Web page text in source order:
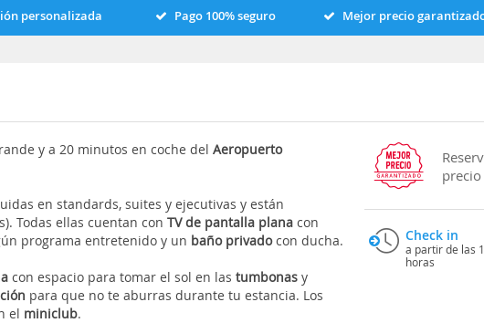
personalizada Pago 100% seguro Mejor precio
y a 20 minutos en coche delAeropuerto
en standards, suites y ejecutivas y están
Todas ellas cuentan conTV de pantalla plana con
programa entretenido y un baño privadocon ducha.
con espacio para tomar el sol en lastumbonas y
para que no te aburras durante tu estancia. Los
el miniclub.
Check in
a partir de las
horas